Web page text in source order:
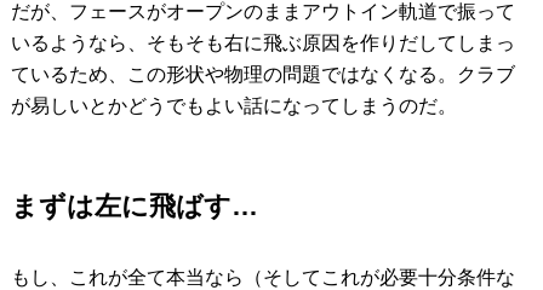
だが、フェースがオープンのままアウトイン軌道で振って
いるようなら、そもそも右に飛ぶ原因を作りだしてしまっ
ているため、この形状や物理の問題ではなくなる。クラブ
が易しいとかどうでもよい話になってしまうのだ。
まずは左に飛ばす…
もし、これが全て本当なら（そしてこれが必要十分条件な